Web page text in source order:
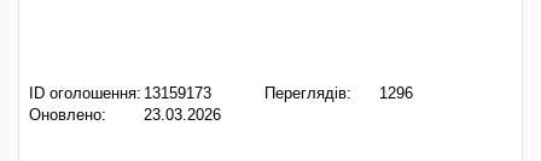
ID оголошення: 13159173
Оновлено:
23.03.2026
Переглядів: 1296